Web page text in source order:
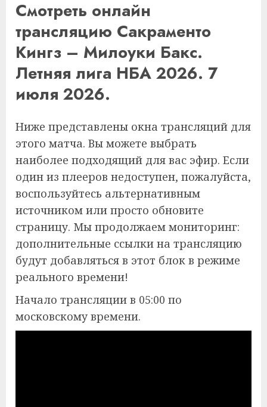
Смотреть онлайн
трансляцию Сакраменто
Кингз – Милоуки Бакс.
Летняя лига НБА 2026. 7
июля 2026.
Ниже представлены окна трансляций для
этого матча. Вы можете выбрать
наиболее подходящий для вас эфир. Если
один из плееров недоступен, пожалуйста,
воспользуйтесь альтернативным
источником или просто обновите
страницу. Мы продолжаем мониторинг:
дополнительные ссылки на трансляцию
будут добавляться в этот блок в режиме
реального времени!
Начало трансляции в 05:00 по
московскому времени.